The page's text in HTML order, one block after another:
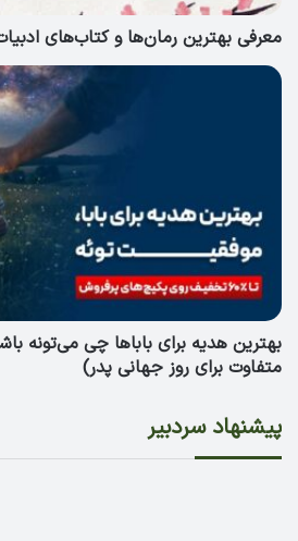
معرفی بهترین رمان‌ها و کتاب‌های
بهترین هدیه برای باباها چی می‌تونه
متفاوت برای روز جهانی پدر)
پیشنهاد سردبیر